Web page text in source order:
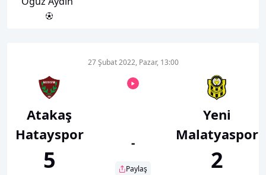
Atakaş
Hatayspor
5
27 Şubat 2022, Pazar, 13:00
-
Paylaş
Yeni
Malatyaspor
2